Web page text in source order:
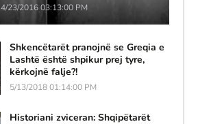
4/23/2016 03:13:00 PM
Shkencëtarët pranojnë se Greqia e
Lashtë është shpikur prej tyre,
kërkojnë falje?!
5/13/2018 01:14:00 PM
Historiani zviceran: Shqipëtarët